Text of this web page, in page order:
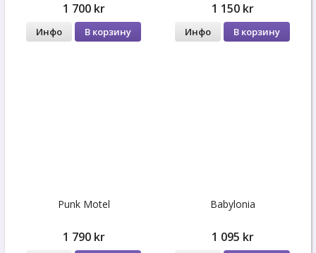
1 700 kr
Инфо В корзину
1 150 kr
Инфо В корзину
Punk Motel
1 790 kr
Babylonia
1 095 kr